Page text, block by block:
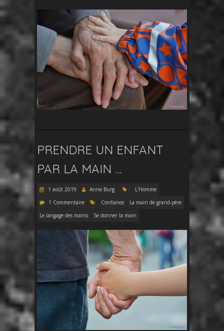
PRENDRE UN ENFANT
PAR LA MAIN …
1 août 2019 Anne Burg
L'Homme
1 Commentaire
Confiance
La main de grand-père
Le langage des mains
Se donner la main